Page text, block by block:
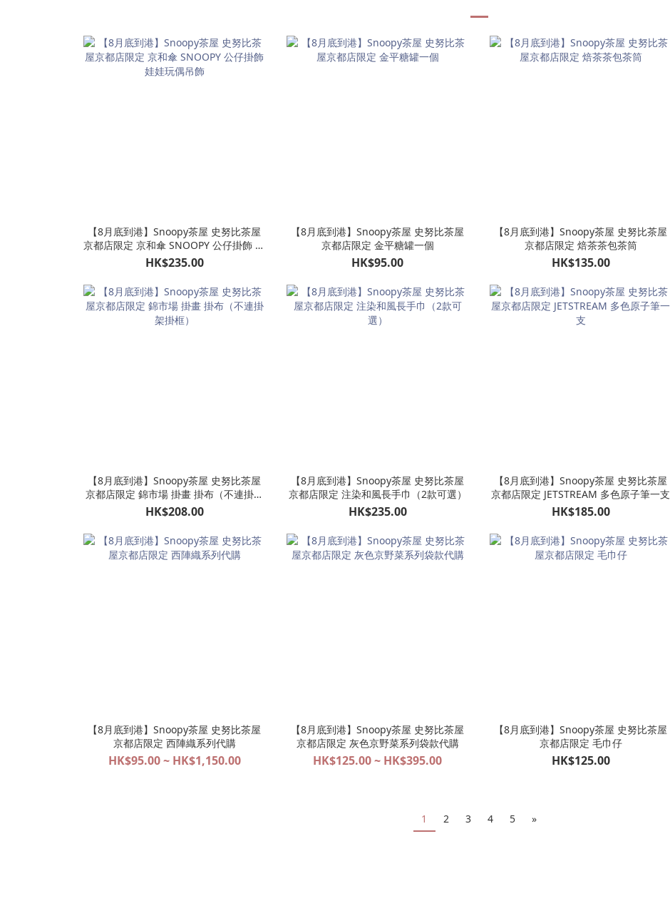
【8月底到港】Snoopy茶屋 史努比茶屋
京都店限定 京和傘 SNOOPY 公仔掛飾 娃
娃玩偶吊飾
HK$235.00
【8月底到港】Snoopy茶屋 史努比茶屋
京都店限定 金平糖罐一個
HK$95.00
【8月底到港】Snoopy茶屋 史努比茶屋
京都店限定 焙茶茶包茶筒
HK$135.00
【8月底到港】Snoopy茶屋 史努比茶屋
京都店限定 錦市場 掛畫 掛布（不連掛架
掛框）
HK$208.00
【8月底到港】Snoopy茶屋 史努比茶屋
京都店限定 注染和風長手巾（2款可選）
HK$235.00
【8月底到港】Snoopy茶屋 史努比茶屋
京都店限定 JETSTREAM 多色原子筆一支
HK$185.00
【8月底到港】Snoopy茶屋 史努比茶屋
京都店限定 西陣織系列代購
HK$95.00 ~ HK$1,150.00
【8月底到港】Snoopy茶屋 史努比茶屋
京都店限定 灰色京野菜系列袋款代購
HK$125.00 ~ HK$395.00
【8月底到港】Snoopy茶屋 史努比茶屋
京都店限定 毛巾仔
HK$125.00
1 2 3 4 5 »